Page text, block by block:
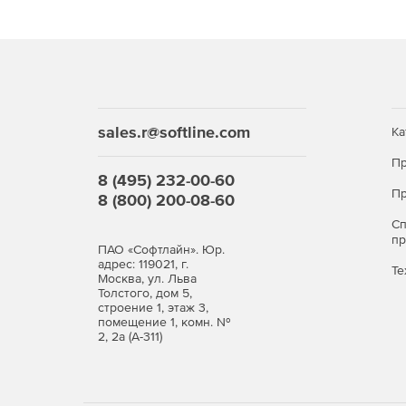
sales.r@softline.com
8 (495) 232-00-60
8 (800) 200-08-60
ПАО «Софтлайн». Юр.
адрес: 119021, г.
Москва, ул. Льва
Толстого, дом 5,
строение 1, этаж 3,
помещение 1, комн. №
2, 2а (А-311)